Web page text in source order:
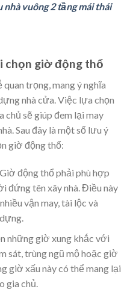
nhà vuông 2 tầng mái thái
chọn giờ động thổ
trọng, mang ý nghĩa
nhà cửa. Việc lựa chọn
chủ sẽ giúp đem lại may
Sau đây là một số lưu ý
giờ động thổ:
động thổ phải phù hợp
đứng tên xây nhà. Điều này
vận may, tài lộc và
những giờ xung khắc với
sát, trùng ngũ mộ hoặc giờ
giờ xấu này có thể mang lại
gia chủ.